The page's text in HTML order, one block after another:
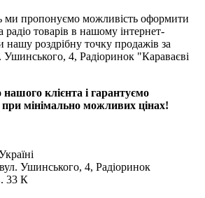
ми пропонуємо можливість оформити
радіо товарів в нашому інтернет-
нашу роздрібну точку продажів за
4, Радіоринок "Караваєві
клієнта і гарантуємо
мінімально можливих цінах!
Ушинського, 4, Радіоринок
33 К